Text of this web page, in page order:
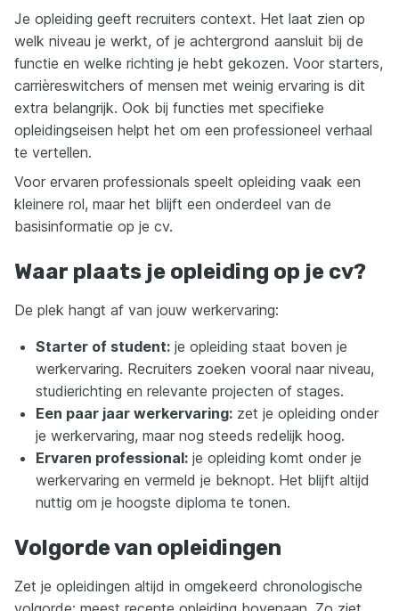
Je opleiding geeft recruiters context. Het laat zien op
welk niveau je werkt, of je achtergrond aansluit bij de
functie en welke richting je hebt gekozen. Voor starters,
carrièreswitchers of mensen met weinig ervaring is dit
extra belangrijk. Ook bij functies met specifieke
opleidingseisen helpt het om een professioneel verhaal
te vertellen.
Voor ervaren professionals speelt opleiding vaak een
kleinere rol, maar het blijft een onderdeel van de
basisinformatie op je cv.
Waar plaats je opleiding op je cv?
De plek hangt af van jouw werkervaring:
Starter of student: je opleiding staat boven je
werkervaring. Recruiters zoeken vooral naar niveau,
studierichting en relevante projecten of stages.
Een paar jaar werkervaring: zet je opleiding onder
je werkervaring, maar nog steeds redelijk hoog.
Ervaren professional: je opleiding komt onder je
werkervaring en vermeld je beknopt. Het blijft altijd
nuttig om je hoogste diploma te tonen.
Volgorde van opleidingen
Zet je opleidingen altijd in omgekeerd chronologische